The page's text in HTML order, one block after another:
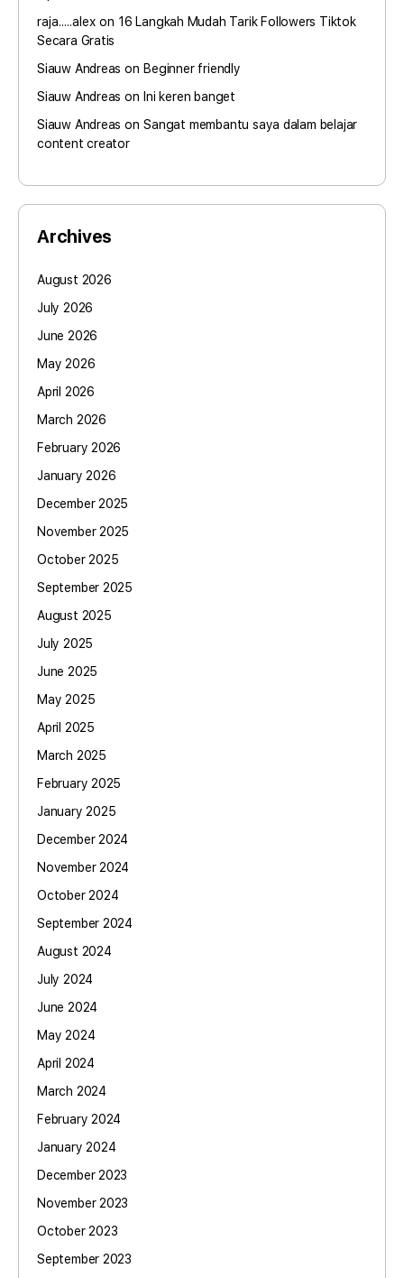
raja.....alex on 16 Langkah Mudah Tarik Followers Tiktok
Secara Gratis
Siauw Andreas on Beginner friendly
Siauw Andreas on Ini keren banget
Siauw Andreas onSangat membantu saya dalam belajar
content creator
Archives
August 2026
July 2026
June 2026
May 2026
April 2026
March 2026
February 2026
January 2026
December 2025
November 2025
October 2025
September 2025
August 2025
July 2025
June 2025
May 2025
April 2025
March 2025
February 2025
January 2025
December 2024
November 2024
October 2024
September 2024
August 2024
July 2024
June 2024
May 2024
April 2024
March 2024
February 2024
January 2024
December 2023
November 2023
October 2023
September 2023